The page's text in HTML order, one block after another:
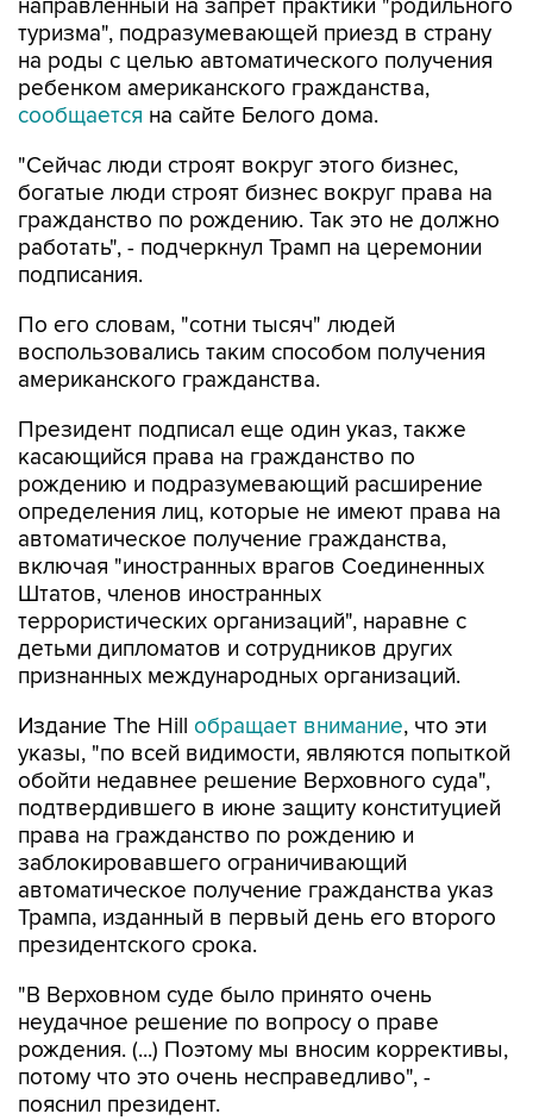
направленный на запрет практики "родильного
туризма", подразумевающей приезд в страну
на роды с целью автоматического получения
ребенком американского гражданства,
сообщается на сайте Белого дома.
"Сейчас люди строят вокруг этого бизнес,
богатые люди строят бизнес вокруг права на
гражданство по рождению. Так это не должно
работать", - подчеркнул Трамп на церемонии
подписания.
По его словам, "сотни тысяч" людей
воспользовались таким способом получения
американского гражданства.
Президент подписал еще один указ, также
касающийся права на гражданство по
рождению и подразумевающий расширение
определения лиц, которые не имеют права на
автоматическое получение гражданства,
включая "иностранных врагов Соединенных
Штатов, членов иностранных
террористических организаций", наравне с
детьми дипломатов и сотрудников других
признанных международных организаций.
Издание The Hill обращает внимание, что эти
указы, "по всей видимости, являются попыткой
обойти недавнее решение Верховного суда",
подтвердившего в июне защиту конституцией
права на гражданство по рождению и
заблокировавшего ограничивающий
автоматическое получение гражданства указ
Трампа, изданный в первый день его второго
президентского срока.
"В Верховном суде было принято очень
неудачное решение по вопросу о праве
рождения. (...) Поэтому мы вносим коррективы,
потому что это очень несправедливо", -
пояснил президент.